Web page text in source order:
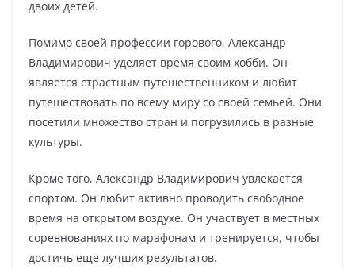
двоих детей.
Помимо своей профессии горового, Александр
Владимирович уделяет время своим хобби. Он
является страстным путешественником и любит
путешествовать по всему миру со своей семьей. Они
посетили множество стран и погрузились в разные
культуры.
Кроме того, Александр Владимирович увлекается
спортом. Он любит активно проводить свободное
время на открытом воздухе. Он участвует в местных
соревнованиях по марафонам и тренируется, чтобы
достичь еще лучших результатов.